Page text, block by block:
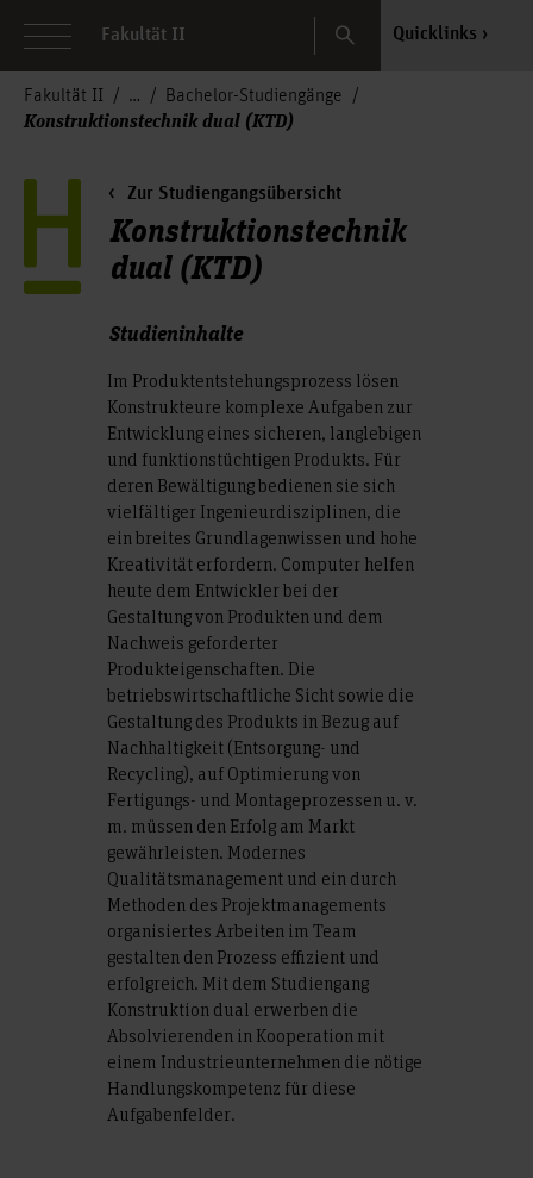
Fakultät II Search Quicklinks
Fakultät II Bachelor-Studiengänge
Konstruktionstechnik dual (KTD)
Zur Studiengangsübersicht
Konstruktionstechnik
dual (KTD)
Studieninhalte
Im Produktentstehungsprozess lösen
Konstrukteure komplexe Aufgaben zur
Entwicklung eines sicheren, langlebigen
und funktionstüchtigen Produkts. Für
deren Bewältigung bedienen sie sich
vielfältiger Ingenieurdisziplinen, die
ein breites Grundlagenwissen und hohe
Kreativität erfordern. Computer helfen
heute dem Entwickler bei der
Gestaltung von Produkten und dem
Nachweis geforderter
Produkteigenschaften. Die
betriebswirtschaftliche Sicht sowie die
Gestaltung des Produkts in Bezug auf
Nachhaltigkeit (Entsorgung- und
Recycling), auf Optimierung von
Fertigungs- und Montageprozessen u. v.
m. müssen den Erfolg am Markt
gewährleisten. Modernes
Qualitätsmanagement und ein durch
Methoden des Projektmanagements
organisiertes Arbeiten im Team
gestalten den Prozess effizient und
erfolgreich. Mit dem Studiengang
Konstruktion dual erwerben die
Absolvierenden in Kooperation mit
einem Industrieunternehmen die nötige
Handlungskompetenz für diese
Aufgabenfelder.